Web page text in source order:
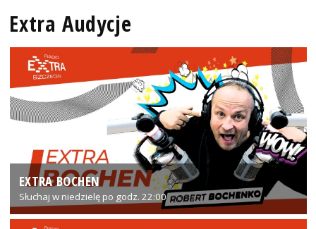
Extra Audycje
EXTRA BOCHEN
Słuchaj w niedzielę po godz. 22:00